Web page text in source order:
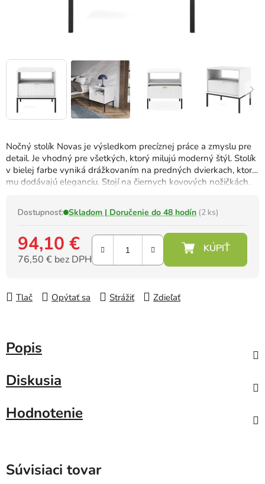
Nočný stolík Novas je výsledkom precíznej práce a zmyslu pre
detail. Je vhodný pre všetkých, ktorý milujú moderný štýl. Stolík
v bielej farbe vyniká drážkovaním na predných dvierkach, ktoré
mu dodávajú eleganciu. Stojí na čiernych kovových nožičkách.
Dostupnosť: Skladom | Doručenie do 48 hodín (2 ks)
94,10 €
76,50 € bez DPH
Tlač
Opýtať sa Strážiť Zdieľať
Popis
Diskusia
Hodnotenie
Súvisiaci tovar